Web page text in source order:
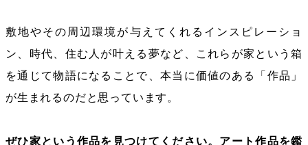
敷地やその周辺環境が与えてくれるインスピレーショ
ン、時代、住む人が叶える夢など、これらが家という箱
を通じて物語になることで、本当に価値のある「作品」
が生まれるのだと思っています。
ぜひ家という作品を見つけてください。アート作品を鑑